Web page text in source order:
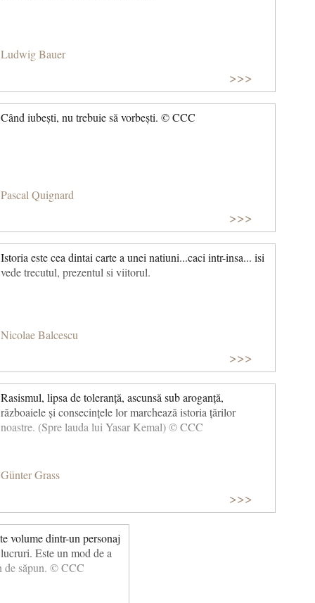
Ludwig Bauer
>>>
Când iubești, nu trebuie să vorbești. © CCC
Pascal Quignard
>>>
Istoria este cea dintai carte a unei natiuni...caci intr-insa... isi
vede trecutul, prezentul si viitorul.
Nicolae Balcescu
>>>
Rasismul, lipsa de toleranță, ascunsă sub aroganță,
războaiele și consecințele lor marchează istoria țărilor
noastre. (Spre lauda lui Yasar Kemal) © CCC
Günter Grass
>>>
volume dintr-un personaj
Este un mod de a
de săpun. © CCC